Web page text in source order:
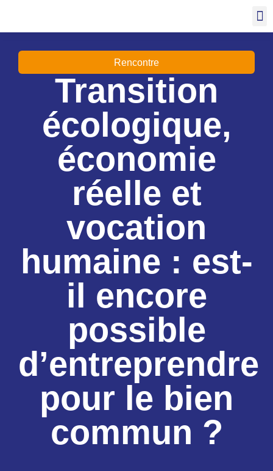
Rencontre
Transition
écologique,
économie
réelle et
vocation
humaine : est-
il encore
possible
d’entreprendre
pour le bien
commun ?